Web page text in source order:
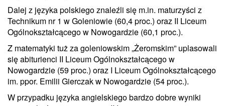
Dalej z języka polskiego znaleźli się m.in. maturzyści z
Technikum nr 1 w Goleniowie (60,4 proc.) oraz II Liceum
Ogólnokształcącego w Nowogardzie (60,1 proc.).
Z matematyki tuż za goleniowskim „Żeromskim” uplasowali
się abiturienci II Liceum Ogólnokształcącego w
Nowogardzie (59 proc.) oraz I Liceum Ogólnokształcącego
im. ppor. Emilii Gierczak w Nowogardzie (54 proc.).
W przypadku języka angielskiego bardzo dobre wyniki